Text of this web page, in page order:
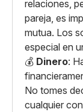
relaciones,
pareja, es
mutua. Los
especial en
💰 Dinero:
No tomes
cualquier